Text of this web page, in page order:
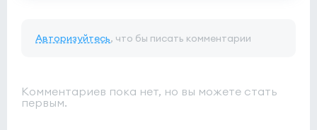
Авторизуйтесь, что бы писать комментарии
Комментариев пока нет, но вы можете стать
первым.